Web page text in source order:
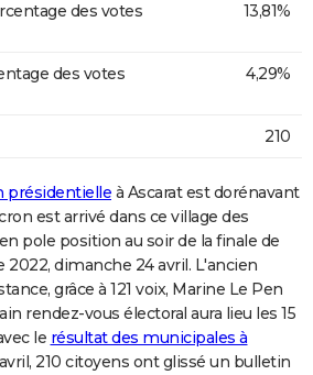
des votes
13,81%
des votes
4,29%
210
présidentielle à Ascarat est dorénavant
est arrivé dans ce village des
en pole position au soir de la finale de
dimanche 24 avril. L'ancien
grâce à 121 voix, Marine Le Pen
rendez-vous électoral aura lieu les 15
le résultat des municipales à
210 citoyens ont glissé un bulletin